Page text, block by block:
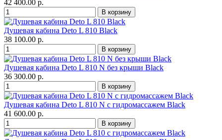
42 400.00 р.
Душевая кабина Deto L 810 Black
38 100.00 р.
Душевая кабина Deto L 810 N без крыши Black
36 300.00 р.
Душевая кабина Deto L 810 N с гидромассажем Black
41 600.00 р.